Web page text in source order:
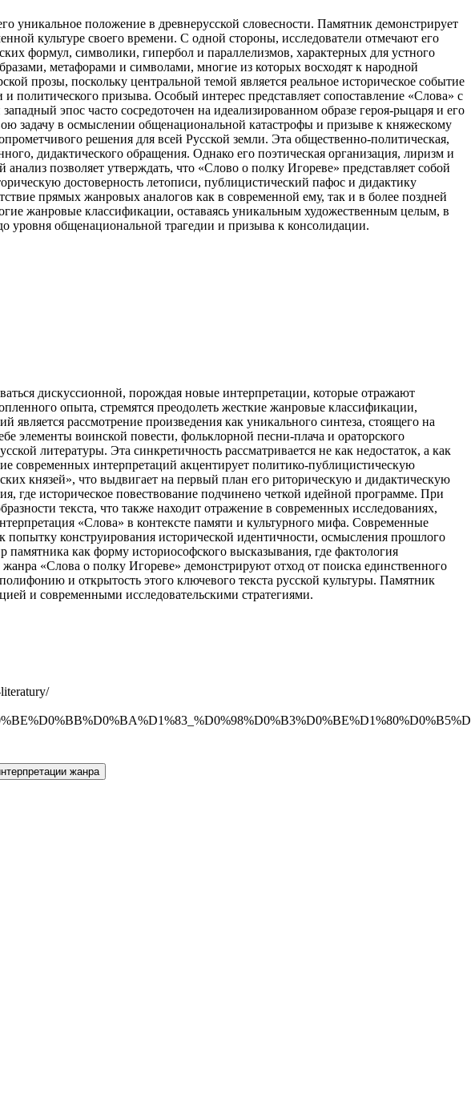
уникальное положение в древнерусской словесности. Памятник демонстрирует
культуре своего времени. С одной стороны, исследователи отмечают его
формул, символики, гипербол и параллелизмов, характерных для устного
метафорами и символами, многие из которых восходят к народной
прозы, поскольку центральной темой является реальное историческое событие
политического призыва. Особый интерес представляет сопоставление «Слова» с
эпос часто сосредоточен на идеализированном образе героя-рыцаря и его
задачу в осмыслении общенациональной катастрофы и призыве к княжескому
решения для всей Русской земли. Эта общественно-политическая,
дидактического обращения. Однако его поэтическая организация, лиризм и
позволяет утверждать, что «Слово о полку Игореве» представляет собой
достоверность летописи, публицистический пафос и дидактику
прямых жанровых аналогов как в современной ему, так и в более поздней
жанровые классификации, оставаясь уникальным художественным целым, в
уровня общенациональной трагедии и призыва к консолидации.
дискуссионной, порождая новые интерпретации, которые отражают
опыта, стремятся преодолеть жесткие жанровые классификации,
рассмотрение произведения как уникального синтеза, стоящего на
элементы воинской повести, фольклорной песни-плача и ораторского
литературы. Эта синкретичность рассматривается не как недостаток, а как
современных интерпретаций акцентирует политико-публицистическую
князей», что выдвигает на первый план его риторическую и дидактическую
где историческое повествование подчинено четкой идейной программе. При
текста, что также находит отражение в современных исследованиях,
«Слова» в контексте памяти и культурного мифа. Современные
попытку конструирования исторической идентичности, осмысления прошлого
памятника как форму историософского высказывания, где фактология
«Слова о полку Игореве» демонстрируют отход от поиска единственного
и открытость этого ключевого текста русской культуры. Памятник
и современными исследовательскими стратегиями.
жанра